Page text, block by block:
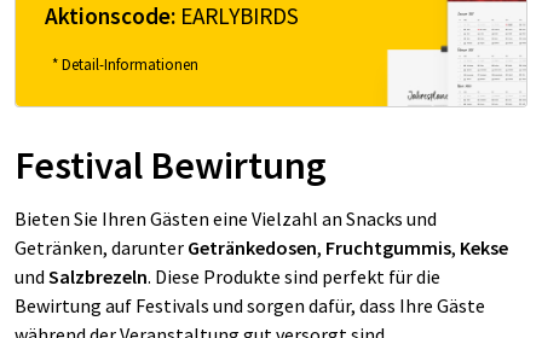
Aktionscode: EARLYBIRDS
* Detail-Informationen
Festival Bewirtung
Bieten Sie Ihren Gästen eine Vielzahl an Snacks und
Getränken, darunter Getränkedosen, Fruchtgummis, Kekse
und Salzbrezeln. Diese Produkte sind perfekt für die
Bewirtung auf Festivals und sorgen dafür, dass Ihre Gäste